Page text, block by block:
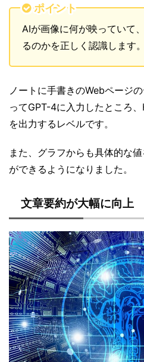
ポイント
AIが画像に何が映っていて
るのかを正しく認識します。
ノートに手書きのWebページ
ってGPT-4に入力したところ
を出力するレベルです。
また、グラフからも具体的な
ができるようになりました。
文章要約が大幅に向上